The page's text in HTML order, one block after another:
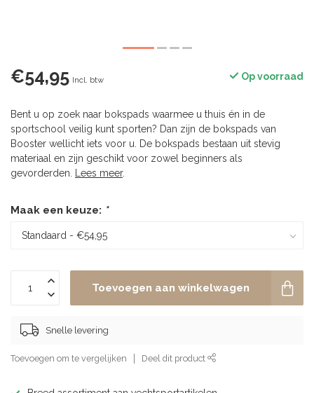
€54,95 Incl. btw Op voorraad
Bent u op zoek naar bokspads waarmee u thuis én in de
sportschool veilig kunt sporten? Dan zijn de bokspads van
Booster wellicht iets voor u. De bokspads bestaan uit stevig
materiaal en zijn geschikt voor zowel beginners als
gevorderden.
Lees meer.
Maak een keuze: *
Toevoegen aan winkelwagen
Snelle levering
Toevoegen om te vergelijken Deel dit product